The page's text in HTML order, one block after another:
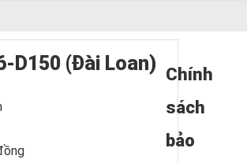
D150 (Đài Loan) Chính
sách
bảo